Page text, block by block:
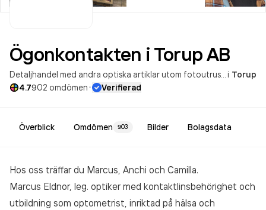
Ögonkontakten i TorupAB
i Torup
4.7902 omdömen· Verifierad
Överblick Omdömen 903 Bilder Bolagsdata
Hos oss träffar du Marcus, Anchi och Camilla.
Marcus Eldnor, leg. optiker med kontaktlinsbehörighet och
utbildning som optometrist, inriktad på hälsa och